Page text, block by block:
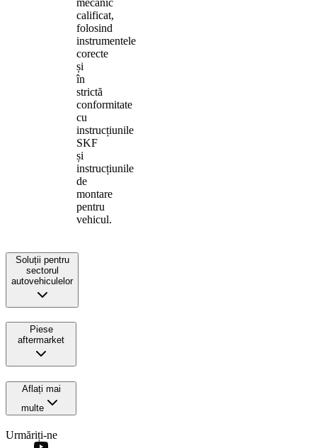
calificat,
folosind
instrumentele
corecte
și
în
strictă
conformitate
cu
instrucțiunile
SKF
și
instrucțiunile
de
montare
pentru
vehicul.
Soluții pentru
sectorul
autovehiculelor
Piese
aftermarket
Aflați mai
multe
Urmăriți-ne